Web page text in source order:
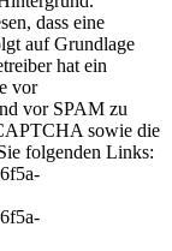
dass eine
auf Grundlage
hat ein
vor
vor SPAM zu
sowie die
folgenden Links: